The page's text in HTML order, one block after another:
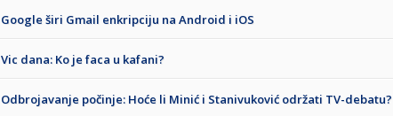
Google širi Gmail enkripciju na Android i iOS
Vic dana: Ko je faca u kafani?
Odbrojavanje počinje: Hoće li Minić i Stanivuković održati TV-debatu?